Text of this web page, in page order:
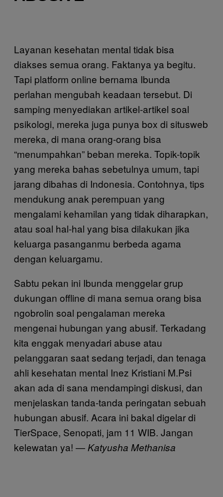
Layanan kesehatan mental tidak bisa
diakses semua orang. Faktanya ya begitu.
Tapi platform online bernama Ibunda
perlahan mengubah keadaan tersebut. Di
samping menyediakan artikel-artikel soal
psikologi, mereka juga punya box di situsweb
mereka, di mana orang-orang bisa
“menumpahkan” beban mereka. Topik-topik
yang mereka bahas sebetulnya umum, tapi
jarang dibahas di Indonesia. Contohnya, tips
mendukung anak perempuan yang
mengalami kehamilan yang tidak diharapkan,
atau soal hal-hal yang bisa dilakukan jika
keluarga pasanganmu berbeda agama
dengan keluargamu.
Sabtu pekan ini Ibunda menggelar grup
dukungan offline di mana semua orang bisa
ngobrolin soal pengalaman mereka
mengenai hubungan yang abusif. Terkadang
kita enggak menyadari abuse atau
pelanggaran saat sedang terjadi, dan tenaga
ahli kesehatan mental Inez Kristiani M.Psi
akan ada di sana mendampingi diskusi, dan
menjelaskan tanda-tanda peringatan sebuah
hubungan abusif. Acara ini bakal digelar di
TierSpace, Senopati, jam 11 WIB. Jangan
kelewatan ya! —Katyusha Methanisa